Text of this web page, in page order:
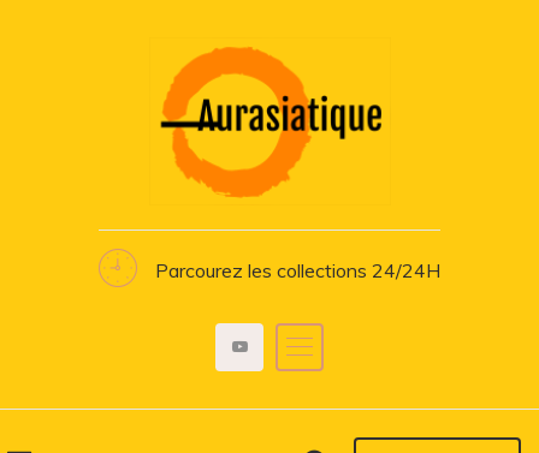
Parcourez les collections 24/24H